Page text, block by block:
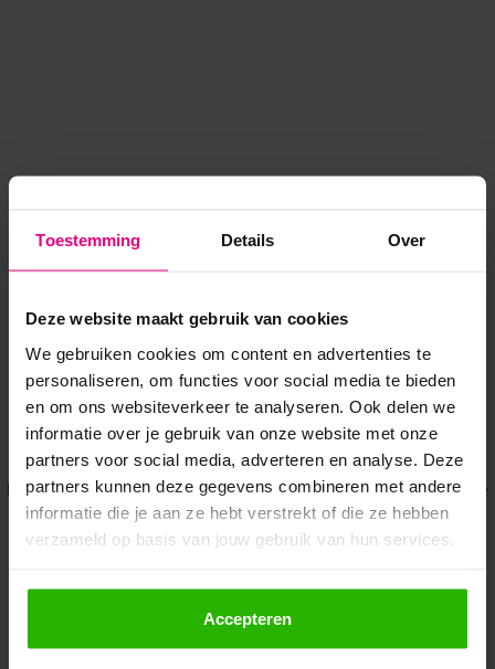
Toestemming Details Over
Deze website maakt gebruik van cookies
We gebruiken cookies om content en advertenties te
personaliseren, om functies voor social media te bieden
en om ons websiteverkeer te analyseren. Ook delen we
informatie over je gebruik van onze website met onze
partners voor social media, adverteren en analyse. Deze
partners kunnen deze gegevens combineren met andere
informatie die je aan ze hebt verstrekt of die ze hebben
verzameld op basis van jouw gebruik van hun services.
Als je op "Accepteer" klikt, dan geef je Voordeeluitjes.nl
toestemming om cookies voor social media en
gepersonaliseerde advertenties te plaatsen.
Accepteren
Application error: a client-side exception has occurred while
loadingwww.voordeeluitjes.nl (see the browser console for more
information).